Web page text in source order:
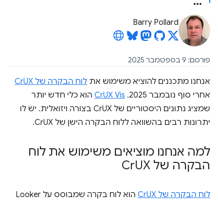
Barry Pollard
פורסם: 9 בספטמבר 2025
אנחנו מתכננים להוציא משימוש את לוח הבקרה של CrUX
אחרי סוף נובמבר 2025. ‫
CrUX Vis הוא כלי חדש יותר
שמציג נתונים היסטוריים של CrUX בצורה ויזואלית. יש לו
יתרונות רבים בהשוואה ללוח הבקרה הישן של CrUX.
למה אנחנו מוציאים משימוש את לוח
הבקרה של Cr UX
לוח הבקרה של CrUX
הוא לוח בקרה שמבוסס על Looker